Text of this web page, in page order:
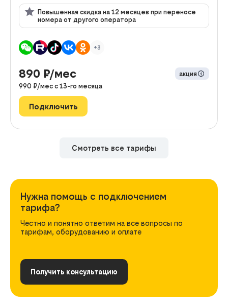
Повышенная скидка на 12 месяцев при переносе
номера от другого оператора
+3
890 ₽/мес
акция
990 ₽/мес с 13-го месяца
Подключить
Смотреть все тарифы
Нужна помощь с подключением
тарифа?
Честно и понятно ответим на все вопросы по
тарифам, оборудованию и оплате
Получить консультацию